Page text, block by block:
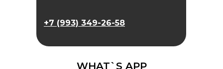
WHAT`S APP
+7 (993) 349-26-58